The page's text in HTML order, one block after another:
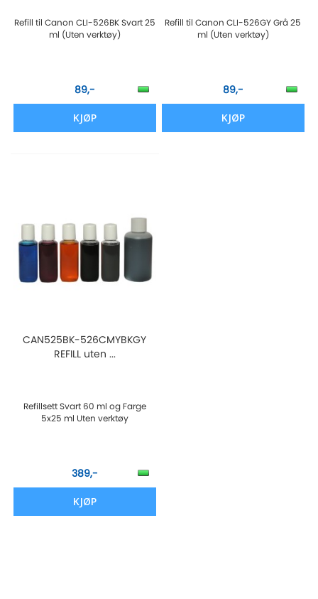
Refill til Canon CLI-526BK Svart 25
ml (Uten verktøy)
89,-
KJØP
Refill til Canon CLI-526GY Grå 25
ml (Uten verktøy)
89,-
KJØP
CAN525BK-526CMYBKGY
REFILL uten ...
Refillsett Svart 60 ml og Farge
5x25 ml Uten verktøy
389,-
KJØP